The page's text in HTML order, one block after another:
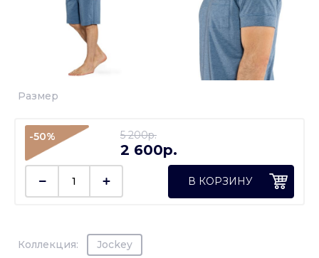
Коллекция: Jockey
Размер
-50% 5 200p.
2 600p.
В КОРЗИНУ